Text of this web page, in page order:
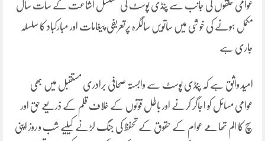
عوامی حلقوں کی جانب سے پنڈی پوسٹ کی مسلسل اشاعت کے سات سال
مکمل ہونے کی خوشی میں ساتویں سالگرہ پرتعریفی پیغامات اور مبارکباد کا سلسلہ
جاری ہے
امید واثق ہے کہ پنڈی پوسٹ سے وابستہ صحافی برادری مستقبل میں بھی
عوامی مسائل کو اجاگر کرنے اور باطل قوتوں کے خلاف قلم کے ذریعے حق اور
سچ کا الم تھامے عوام کے حقوق کے تحفظ کی جنگ لڑنے کیلیے شب و روز اپنی